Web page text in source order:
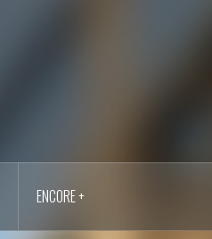
ENCORE +